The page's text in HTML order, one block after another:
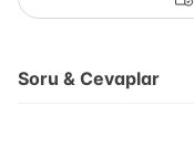
Soru & Cevaplar